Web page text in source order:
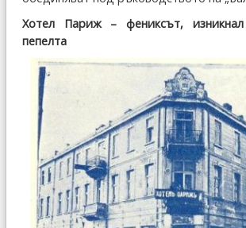
Хотел Париж – фениксът,
пепелта